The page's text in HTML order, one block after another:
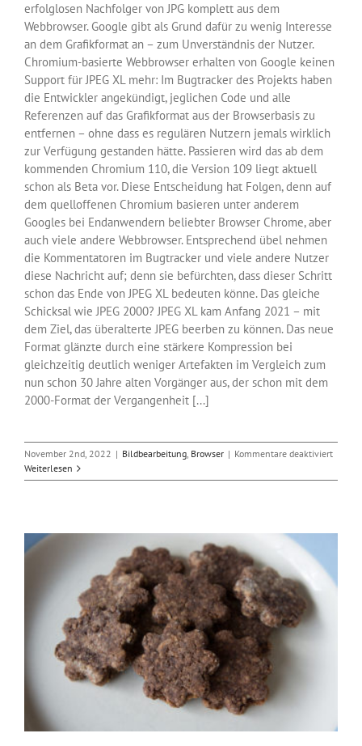
erfolglosen Nachfolger von JPG komplett aus dem
Webbrowser. Google gibt als Grund dafür zu wenig Interesse
an dem Grafikformat an – zum Unverständnis der Nutzer.
Chromium-basierte Webbrowser erhalten von Google keinen
Support für JPEG XL mehr: Im Bugtracker des Projekts haben
die Entwickler angekündigt, jeglichen Code und alle
Referenzen auf das Grafikformat aus der Browserbasis zu
entfernen – ohne dass es regulären Nutzern jemals wirklich
zur Verfügung gestanden hätte. Passieren wird das ab dem
kommenden Chromium 110, die Version 109 liegt aktuell
schon als Beta vor. Diese Entscheidung hat Folgen, denn auf
dem quelloffenen Chromium basieren unter anderem
Googles bei Endanwendern beliebter Browser Chrome, aber
auch viele andere Webbrowser. Entsprechend übel nehmen
die Kommentatoren im Bugtracker und viele andere Nutzer
diese Nachricht auf; denn sie befürchten, dass dieser Schritt
schon das Ende von JPEG XL bedeuten könne. Das gleiche
Schicksal wie JPEG 2000? JPEG XL kam Anfang 2021 – mit
dem Ziel, das überalterte JPEG beerben zu können. Das neue
Format glänzte durch eine stärkere Kompression bei
gleichzeitig deutlich weniger Artefakten im Vergleich zum
nun schon 30 Jahre alten Vorgänger aus, der schon mit dem
2000-Format der Vergangenheit [...]
November 2nd, 2022 | Bildbearbeitung, Browser | Kommentare deaktiviertfür
Weiterlesen